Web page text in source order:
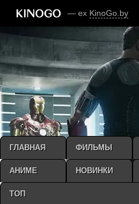
— ex KinoGo.by
ГЛАВНАЯ ФИЛЬМЫ
АНИМЕ НОВИНКИ
ТОП